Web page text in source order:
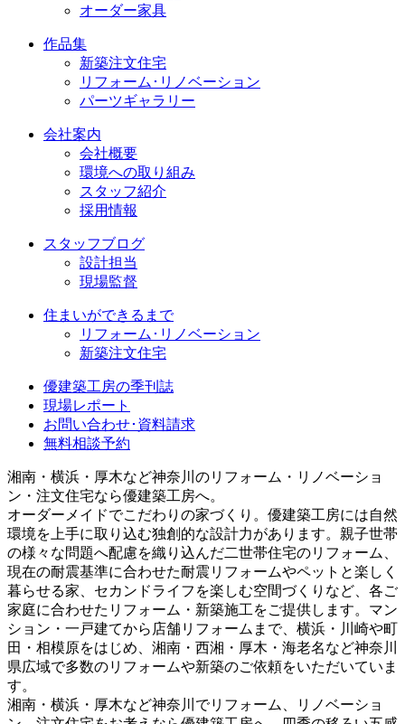
オーダー家具
作品集
新築注文住宅
リフォーム･リノベーション
パーツギャラリー
会社案内
会社概要
環境への取り組み
スタッフ紹介
採用情報
スタッフブログ
設計担当
現場監督
住まいができるまで
リフォーム･リノベーション
新築注文住宅
優建築工房の季刊誌
現場レポート
お問い合わせ･資料請求
無料相談予約
湘南・横浜・厚木など神奈川のリフォーム・リノベーショ
ン・注文住宅なら優建築工房へ。
オーダーメイドでこだわりの家づくり。優建築工房には自然
環境を上手に取り込む独創的な設計力があります。親子世帯
の様々な問題へ配慮を織り込んだ二世帯住宅のリフォーム、
現在の耐震基準に合わせた耐震リフォームやペットと楽しく
暮らせる家、セカンドライフを楽しむ空間づくりなど、各ご
家庭に合わせたリフォーム・新築施工をご提供します。マン
ション・一戸建てから店舗リフォームまで、横浜・川崎や町
田・相模原をはじめ、湘南・西湘・厚木・海老名など神奈川
県広域で多数のリフォームや新築のご依頼をいただいていま
す。
湘南・横浜・厚木など神奈川でリフォーム、リノベーショ